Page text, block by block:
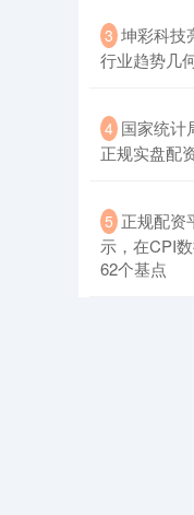
3 坤彩科技
行业趋势几
4 国家统计
正规实盘配
5 正规配资
示，在CPI
62个基点